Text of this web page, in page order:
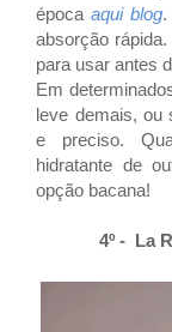
época aqui blog.
absorção
para usar antes
Em
leve demais, ou
e preciso.
hidratante de
opção bacana!
4º - La